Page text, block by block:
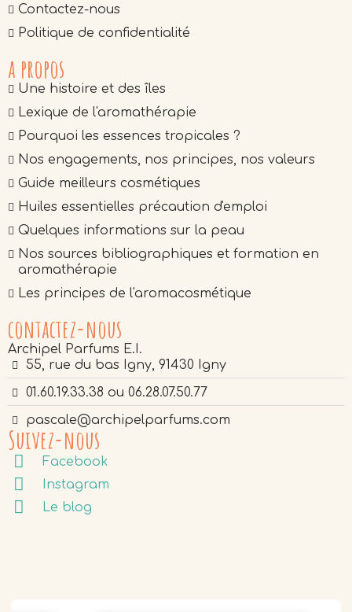
Contactez-nous
Politique de confidentialité
a propos
Une histoire et des îles
Lexique de l'aromathérapie
Pourquoi les essences tropicales ?
Nos engagements, nos principes, nos valeurs
Guide meilleurs cosmétiques
Huiles essentielles précaution d'emploi
Quelques informations sur la peau
Nos sources bibliographiques et formation en
aromathérapie
Les principes de l'aromacosmétique
contactez-nous
Archipel Parfums E.I.
55, rue du bas Igny, 91430 Igny
01.60.19.33.38 ou 06.28.07.50.77
pascale@archipelparfums.com
Suivez-nous
Facebook
Instagram
Le blog